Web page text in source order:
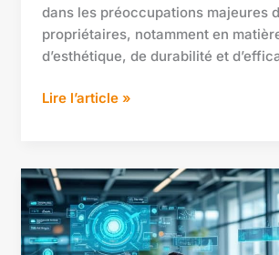
dans les préoccupations majeures
propriétaires, notamment en
d’esthétique, de durabilité et
Lire l’article »
Comment
un
ERP
type